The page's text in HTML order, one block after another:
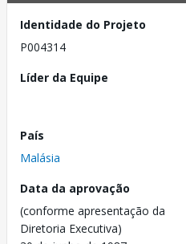
Identidade do Projeto
P004314
Líder da Equipe
País
Malásia
Data da aprovação
(conforme apresentação da
Diretoria Executiva)